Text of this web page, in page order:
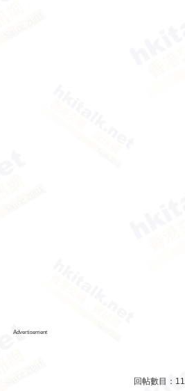
Advertisement
回帖數目： 11